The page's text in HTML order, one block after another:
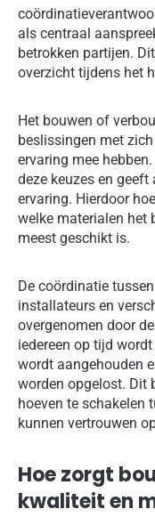
als centraal
betrokken partijen.
overzicht tijdens het
Het bouwen of
beslissingen met
ervaring mee
deze keuzes en
ervaring. Hierdoor
welke materialen het
meest geschikt is.
De coördinatie
installateurs en
overgenomen door
iedereen op tijd
wordt aangehouden
worden opgelost. Dit
hoeven te schakelen
kunnen vertrouwen
Hoe zorgt
kwaliteit en